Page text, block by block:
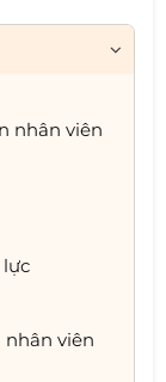
nhân viên
lực
nhân viên